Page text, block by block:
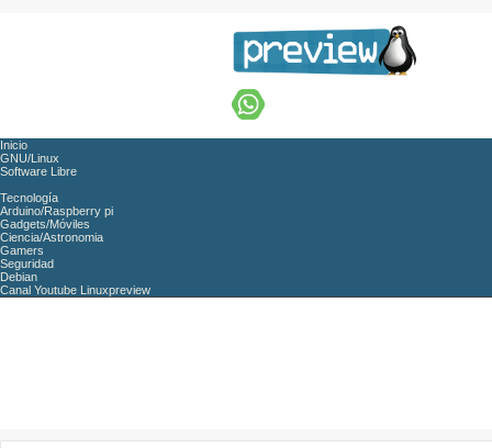
Inicio
GNU/Linux
Software Libre
Tecnología
Arduino/Raspberry pi
Gadgets/Móviles
Ciencia/Astronomia
Gamers
Seguridad
Debian
Canal Youtube Linuxpreview